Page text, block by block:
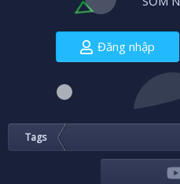
Đăng nhập
Tags
Facebook